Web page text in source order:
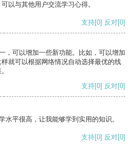
以与其他用户交流学习心得。
支持[0] 反对[0]
，可以增加一些新功能。比如，可以增加
就可以根据网络情况自动选择最优的线
支持[0] 反对[0]
水平很高，让我能够学到实用的知识。
支持[0] 反对[0]